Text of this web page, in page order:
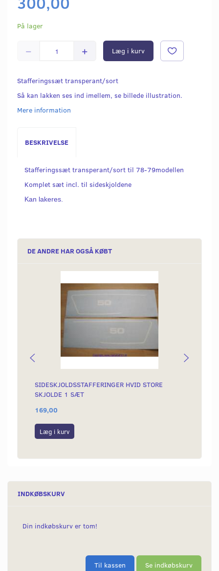
På lager
Læg i kurv
Stafferingssæt transperant/sort
Så kan lakken ses ind imellem, se billede illustration.
Mere information
BESKRIVELSE
Stafferingssæt transperant/sort til 78-79modellen
Komplet sæt incl. til sideskjoldene
Kan lakeres.
DE ANDRE HAR OGSÅ KØBT
SIDESKJOLDSSTAFFERINGER HVID STORE
SKJOLDE 1 SÆT
169,00
Læg i kurv
INDKØBSKURV
Din indkøbskurv er tom!
Til kassen Se indkøbskurv